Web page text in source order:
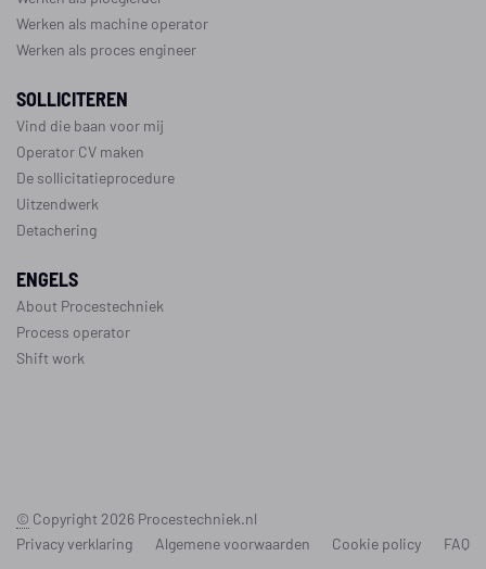
Werken als machine operator
Werken als proces engineer
SOLLICITEREN
Vind die baan voor mij
Operator CV maken
De sollicitatieprocedure
Uitzendwerk
Detachering
ENGELS
About Procestechniek
Process operator
Shift work
© Copyright 2026 Procestechniek.nl
Privacy verklaring
Algemene voorwaarden Cookie policy FAQ